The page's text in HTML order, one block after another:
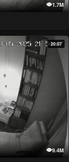
1.7M
20:07
9.4M